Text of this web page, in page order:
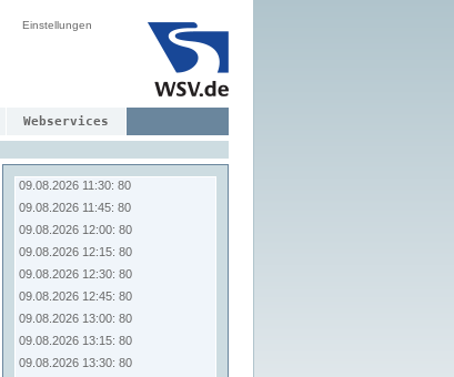
Einstellungen
Webservices
09.08.2026 09:45: 80
09.08.2026 10:45: 80
09.08.2026 11:00: 80
09.08.2026 11:15: 80
09.08.2026 11:30: 80
09.08.2026 11:45: 80
09.08.2026 12:00: 80
09.08.2026 12:15: 80
09.08.2026 12:30: 80
09.08.2026 12:45: 80
09.08.2026 13:00: 80
09.08.2026 13:15: 80
09.08.2026 13:30: 80